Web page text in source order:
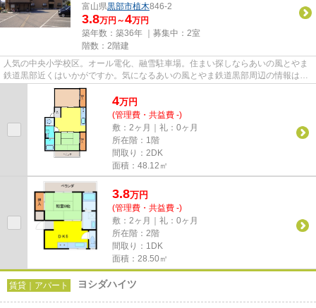
富山県黒部市植木846-2
3.8万円～4万円
築年数：築36年 ｜募集中： 2室
階数：2階建
人気の中央小学校区。オール電化、融雪駐車場。住まい探しならあいの風とやま
鉄道黒部近くはいかがですか。気になるあいの風とやま鉄道黒部周辺の情報は、
0765-24-7558かoshiro-f@nice...
4万円
(管理費・共益費 -)
敷：2ヶ月｜礼：0ヶ月
所在階：1階
間取り：2DK
面積：48.12㎡
3.8万円
(管理費・共益費 -)
敷：2ヶ月｜礼：0ヶ月
所在階：2階
間取り：1DK
面積：28.50㎡
賃貸｜アパート ヨシダハイツ